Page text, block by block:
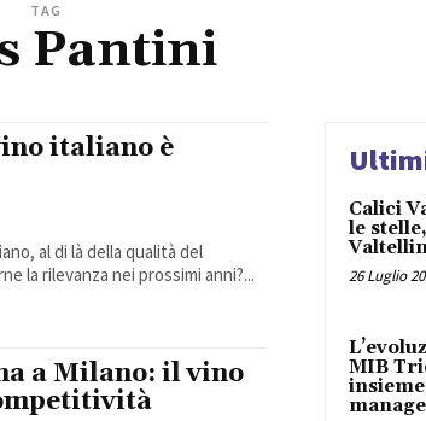
TAG
Pantini
italiano è
al di là della qualità del
la rilevanza nei prossimi anni?...
a Milano: il vino
Calici
le
26 Luglio
MIB